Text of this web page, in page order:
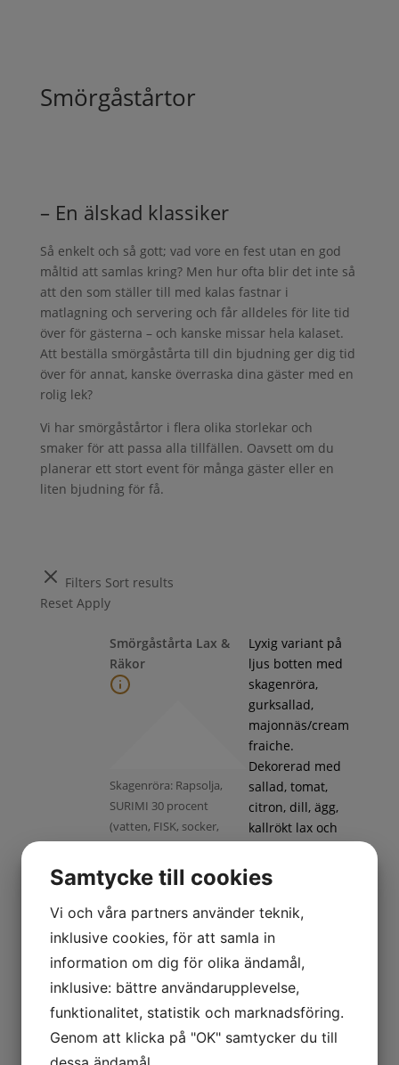
Smörgåstårtor
– En älskad klassiker
Så enkelt och så gott; vad vore en fest utan en god
måltid att samlas kring? Men hur ofta blir det inte så
att den som ställer till med kalas fastnar i
matlagning och servering och får alldeles för lite tid
över för gästerna – och kanske missar hela kalaset.
Att beställa smörgåstårta till din bjudning ger dig tid
över för annat, kanske överraska dina gäster med en
rolig lek?
Vi har smörgåstårtor i flera olika storlekar och
smaker för att passa alla tillfällen. Oavsett om du
planerar ett stort event för många gäster eller en
liten bjudning för få.
Filters Sort results
Reset Apply
Smörgåstårta Lax &
Räkor
Skagenröra: Rapsolja,
SURIMI 30 procent
(vatten, FISK, socker,
ÄGGVITA,
potatisstärkelse, SOJAolja,
salt, KRABBAROM,
färgämne
(paprikaextrakt, karmin)),
RÄKOR 15 procent,
vatten, ÄGGULA,
LODDAROM, socker,
ättika, SENAPSFRÖ, dill,
salt, lök,
citronkoncentrat,
Lyxig variant på
ljus botten med
skagenröra,
gurksallad,
majonnäs/cream
fraiche.
Dekorerad med
sallad, tomat,
citron, dill, ägg,
kallrökt lax och
Samtycke till cookies
Vi och våra partners använder teknik,
inklusive cookies, för att samla in
information om dig för olika ändamål,
inklusive: bättre användarupplevelse,
funktionalitet, statistik och marknadsföring.
Genom att klicka på "OK" samtycker du till